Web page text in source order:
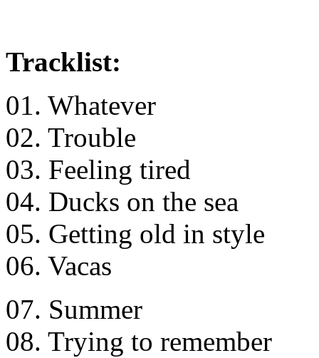
Tracklist:
01. Whatever
02. Trouble
03. Feeling tired
04. Ducks on the sea
05. Getting old in style
06. Vacas
07. Summer
08. Trying to remember